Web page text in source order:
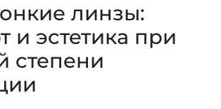
линзы:
и эстетика при
степени